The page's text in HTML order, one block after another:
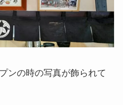
ンの時の写真が飾られて